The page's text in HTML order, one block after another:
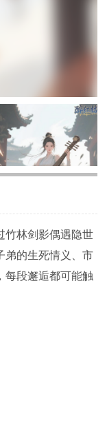
竹林剑影偶遇隐世
弟的生死情义、市
每段邂逅都可能触